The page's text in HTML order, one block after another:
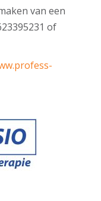
van een
of